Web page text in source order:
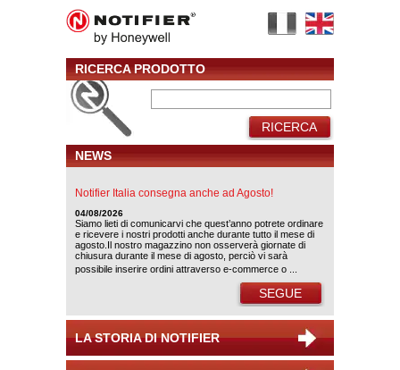
RICERCA PRODOTTO
RICERCA
NEWS
Notifier Italia consegna anche ad Agosto!
04/08/2026
Siamo lieti di comunicarvi che quest’anno potrete ordinare
e ricevere i nostri prodotti anche durante tutto il mese di
agosto.Il nostro magazzino non osserverà giornate di
chiusura durante il mese di agosto, perciò vi sarà
possibile inserire ordini attraverso e-commerce o ...
SEGUE
LA STORIA DI NOTIFIER